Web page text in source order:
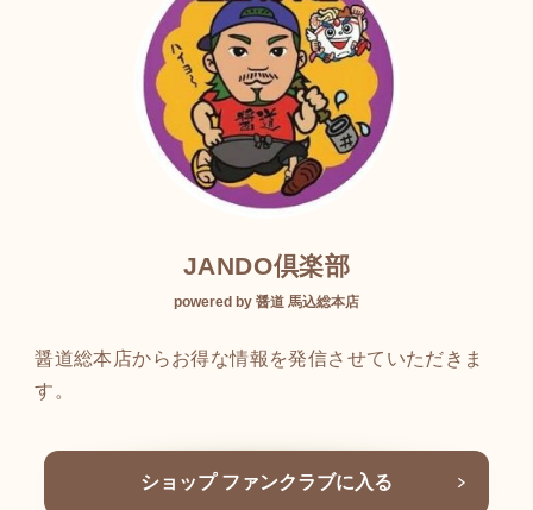
JANDO倶楽部
powered by 醤道 馬込総本店
醤道総本店からお得な情報を発信させていただきま
す。
ショップ ファンクラブに入る